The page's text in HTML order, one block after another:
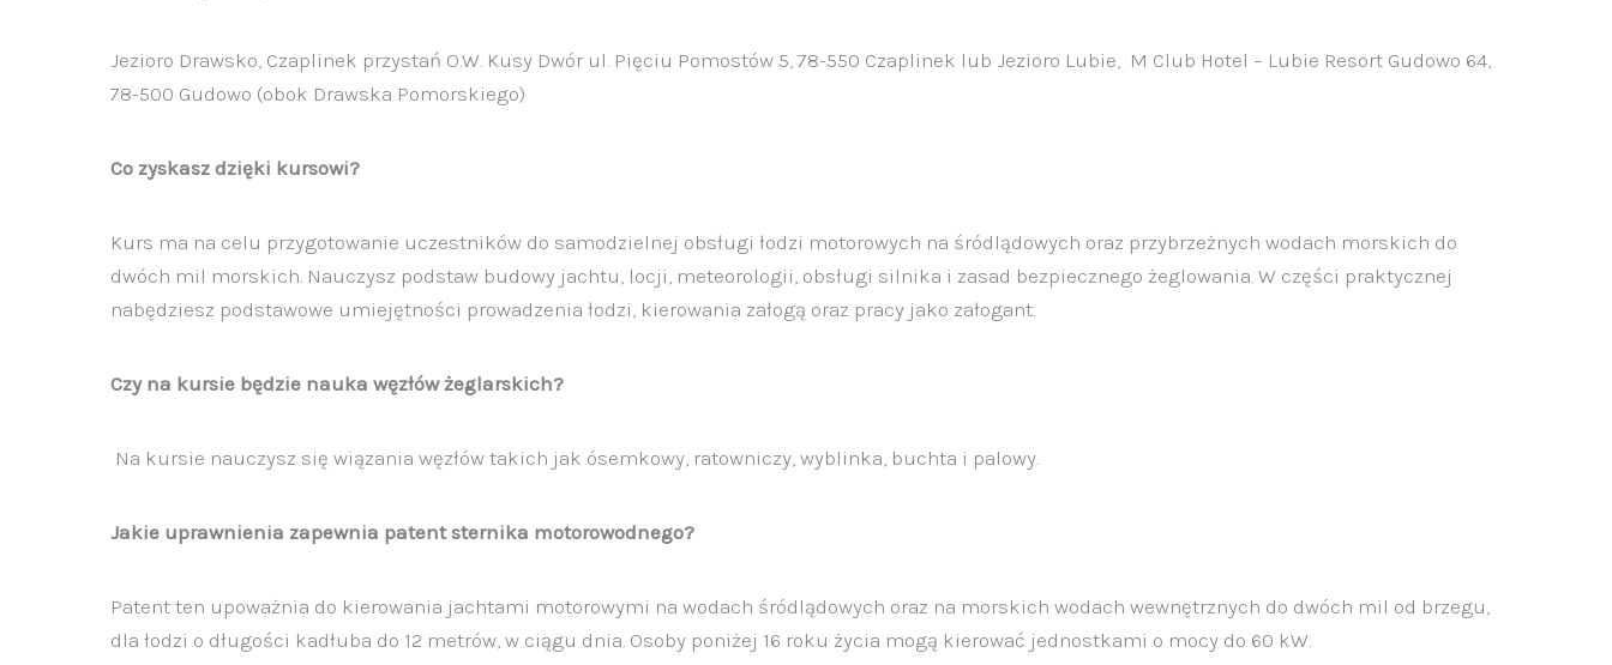
Jezioro Drawsko, Czaplinek przystań O.W. Kusy Dwór ul. Pięciu Pomostów 5, 78-550 Czaplinek lub Jezioro Lubie, M Club Hotel – Lubie Resort Gudowo 64,
78-500 Gudowo (obok Drawska Pomorskiego)
Co zyskasz dzięki kursowi?
Kurs ma na celu przygotowanie uczestników do samodzielnej obsługi łodzi motorowych na śródlądowych oraz przybrzeżnych wodach morskich do
dwóch mil morskich. Nauczysz podstaw budowy jachtu, locji, meteorologii, obsługi silnika i zasad bezpiecznego żeglowania. W części praktycznej
nabędziesz podstawowe umiejętności prowadzenia łodzi, kierowania załogą oraz pracy jako załogant.
Czy na kursie będzie nauka węzłów żeglarskich?
Na kursie nauczysz się wiązania węzłów takich jak ósemkowy, ratowniczy, wyblinka, buchta i palowy.
Jakie uprawnienia zapewnia patent sternika motorowodnego?
Patent ten upoważnia do kierowania jachtami motorowymi na wodach śródlądowych oraz na morskich wodach wewnętrznych do dwóch mil od brzegu,
dla łodzi o długości kadłuba do 12 metrów, w ciągu dnia. Osoby poniżej 16 roku życia mogą kierować jednostkami o mocy do 60 kW.